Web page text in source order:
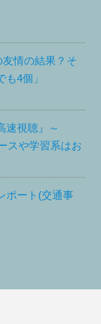
情の結果？そ
4個」
速視聴』～
スや学習系はお
ポート(交通事